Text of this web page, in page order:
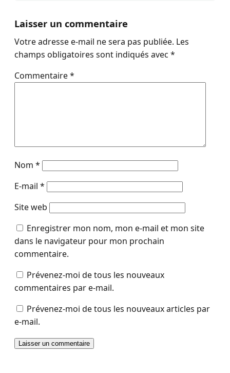
Laisser un commentaire
Votre adresse e-mail ne sera pas publiée. Les
champs obligatoires sont indiqués avec *
Commentaire*
Nom *
E-mail *
Site web
Enregistrer mon nom, mon e-mail et mon site
dans le navigateur pour mon prochain
commentaire.
Prévenez-moi de tous les nouveaux
commentaires par e-mail.
Prévenez-moi de tous les nouveaux articles par
e-mail.